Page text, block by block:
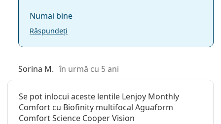
Numai bine
Răspundeți
Sorina M. în urmă cu 5 ani
Se pot inlocui aceste lentile Lenjoy Monthly
Comfort cu Biofinity multifocal Aguaform
Comfort Science Cooper Vision